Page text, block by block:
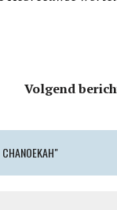
Volgend